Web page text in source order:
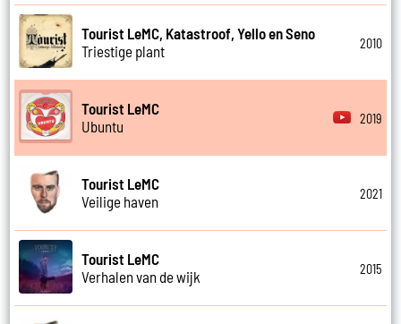
Tourist LeMC, Katastroof, Yello en Seno
Triestige plant
2010
Tourist LeMC
Ubuntu
2019
Tourist LeMC
Veilige haven
2021
Tourist LeMC
Verhalen van de wijk
2015